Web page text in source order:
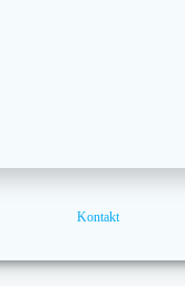
Kontakt